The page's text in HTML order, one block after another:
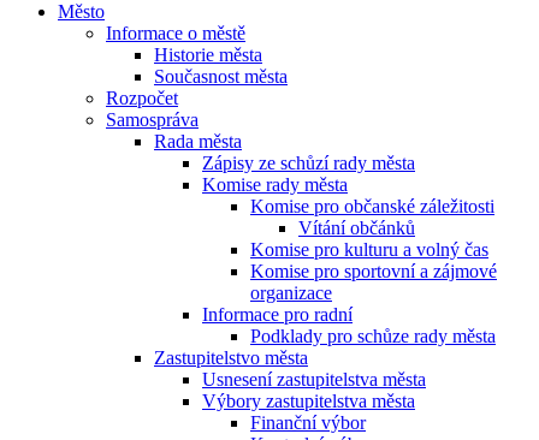
Město
Informace o městě
Historie města
Současnost města
Rozpočet
Samospráva
Rada města
Zápisy ze schůzí rady města
Komise rady města
Komise pro občanské záležitosti
Vítání občánků
Komise pro kulturu a volný čas
Komise pro sportovní a zájmové
organizace
Informace pro radní
Podklady pro schůze rady města
Zastupitelstvo města
Usnesení zastupitelstva města
Výbory zastupitelstva města
Finanční výbor